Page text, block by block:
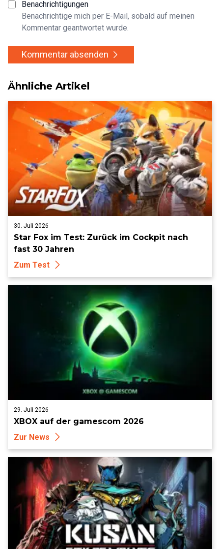
Benachrichtigungen
Benachrichtige mich per E-Mail, sobald auf meinen
Kommentar geantwortet wurde.
Kommentar absenden
Ähnliche Artikel
30. Juli 2026
Star Fox im Test: Zurück im Cockpit nach
fast 30 Jahren
Zum Test
29. Juli 2026
XBOX auf der gamescom 2026
Zur News